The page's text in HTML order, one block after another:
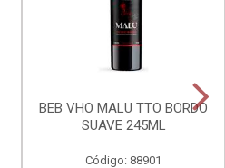
BEB VHO MALU TTO BORDO
SUAVE 245ML
Código: 88901